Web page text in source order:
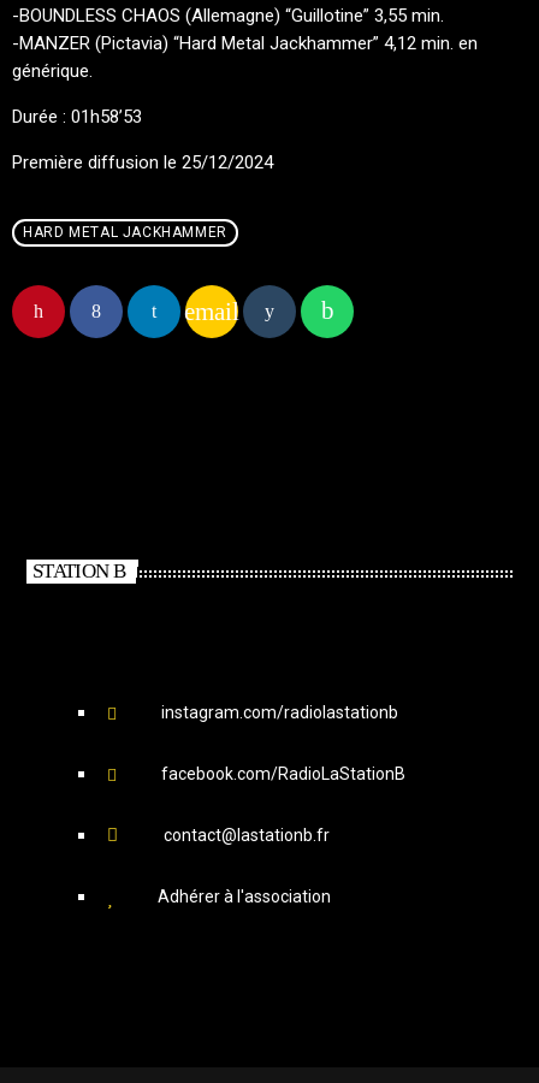
-BOUNDLESS CHAOS (Allemagne) “Guillotine” 3,55 min.
-MANZER (Pictavia) “Hard Metal Jackhammer” 4,12 min. en
générique.
Durée : 01h58’53
Première diffusion le 25/12/2024
HARD METAL JACKHAMMER
email
STATION B
instagram.com/radiolastationb
facebook.com/RadioLaStationB
contact@lastationb.fr
Adhérer à l'association